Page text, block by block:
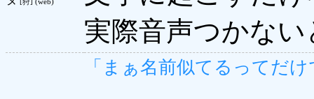
[狩] (web)
実際音声つかな
「まぁ名前似てるってだ